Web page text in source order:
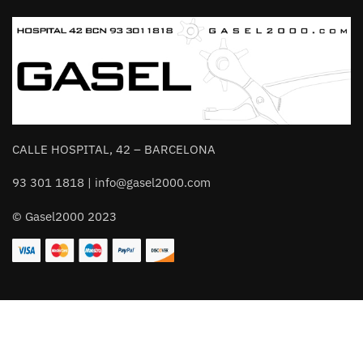
CALLE HOSPITAL, 42 – BARCELONA
93 301 1818 | info@gasel2000.com
© Gasel2000 2023